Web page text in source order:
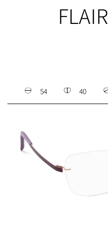
FLAIR
54 40